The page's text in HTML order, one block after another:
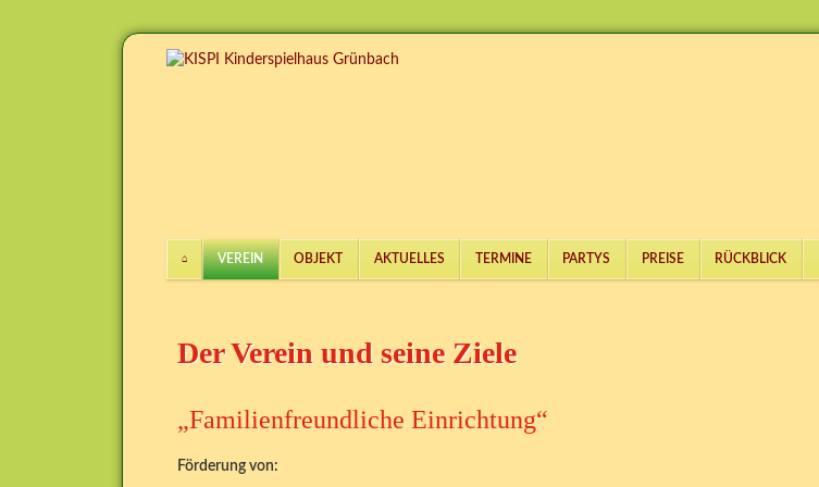
VEREIN OBJEKT AKTUELLES TERMINE PARTYS PREISE RÜCKBLICK
Der Verein und seine Ziele
„Familienfreundliche Einrichtung“
Förderung von: